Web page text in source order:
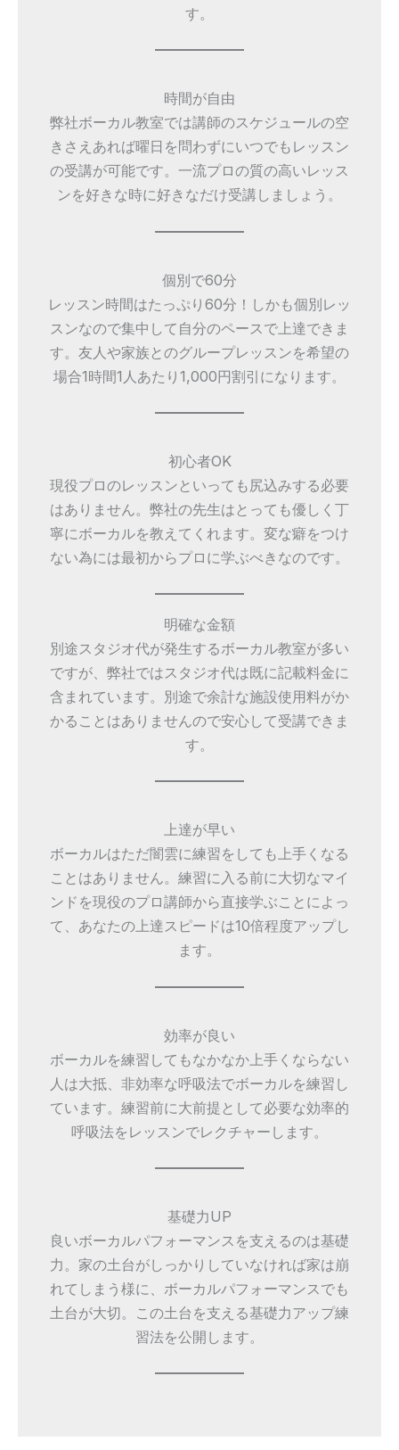
す。
時間が自由
弊社ボーカル教室では講師のスケジュールの空
きさえあれば曜日を問わずにいつでもレッスン
の受講が可能です。一流プロの質の高いレッス
ンを好きな時に好きなだけ受講しましょう。
個別で60分
レッスン時間はたっぷり60分！しかも個別レッ
スンなので集中して自分のペースで上達できま
す。友人や家族とのグループレッスンを希望の
場合1時間1人あたり1,000円割引になります。
初心者OK
現役プロのレッスンといっても尻込みする必要
はありません。弊社の先生はとっても優しく丁
寧にボーカルを教えてくれます。変な癖をつけ
ない為には最初からプロに学ぶべきなのです。
明確な金額
別途スタジオ代が発生するボーカル教室が多い
ですが、弊社ではスタジオ代は既に記載料金に
含まれています。別途で余計な施設使用料がか
かることはありませんので安心して受講できま
す。
上達が早い
ボーカルはただ闇雲に練習をしても上手くなる
ことはありません。練習に入る前に大切なマイ
ンドを現役のプロ講師から直接学ぶことによっ
て、あなたの上達スピードは10倍程度アップし
ます。
効率が良い
ボーカルを練習してもなかなか上手くならない
人は大抵、非効率な呼吸法でボーカルを練習し
ています。練習前に大前提として必要な効率的
呼吸法をレッスンでレクチャーします。
基礎力UP
良いボーカルパフォーマンスを支えるのは基礎
力。家の土台がしっかりしていなければ家は崩
れてしまう様に、ボーカルパフォーマンスでも
土台が大切。この土台を支える基礎力アップ練
習法を公開します。